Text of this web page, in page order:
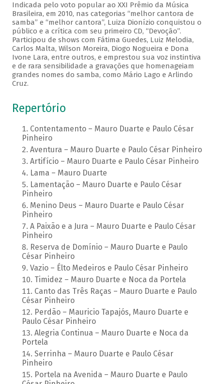
Indicada pelo voto popular ao XXI Prêmio da Música
Brasileira, em 2010, nas categorias “melhor cantora de
samba” e “melhor cantora”, Luiza Dionízio conquistou o
público e a crítica com seu primeiro CD, “Devoção”.
Participou de shows com Fátima Guedes, Luiz Melodia,
Carlos Malta, Wilson Moreira, Diogo Nogueira e Dona
Ivone Lara, entre outros, e emprestou sua voz instintiva
e de rara sensibilidade a gravações que homenageiam
grandes nomes do samba, como Mário Lago e Arlindo
Cruz.
Repertório
Contentamento – Mauro Duarte e Paulo César
Pinheiro
Aventura – Mauro Duarte e Paulo César Pinheiro
Artifício – Mauro Duarte e Paulo César Pinheiro
Lama – Mauro Duarte
Lamentação – Mauro Duarte e Paulo César
Pinheiro
Menino Deus – Mauro Duarte e Paulo César
Pinheiro
A Paixão e a Jura – Mauro Duarte e Paulo César
Pinheiro
Reserva de Domínio – Mauro Duarte e Paulo
César Pinheiro
Vazio – Élto Medeiros e Paulo César Pinheiro
Timidez – Mauro Duarte e Noca da Portela
Canto das Três Raças – Mauro Duarte e Paulo
César Pinheiro
Perdão – Mauricio Tapajós, Mauro Duarte e
Paulo César Pinheiro
Alegria Continua – Mauro Duarte e Noca da
Portela
Serrinha – Mauro Duarte e Paulo César
Pinheiro
Portela na Avenida – Mauro Duarte e Paulo